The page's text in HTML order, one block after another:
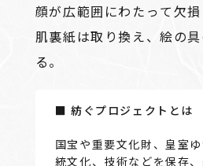
顔が広範囲にわたって欠損
肌裏紙は取り換え、絵の
る。
■ 紡ぐプロジェクトとは
国宝や重要文化財、皇室
統文化、技術などを保存